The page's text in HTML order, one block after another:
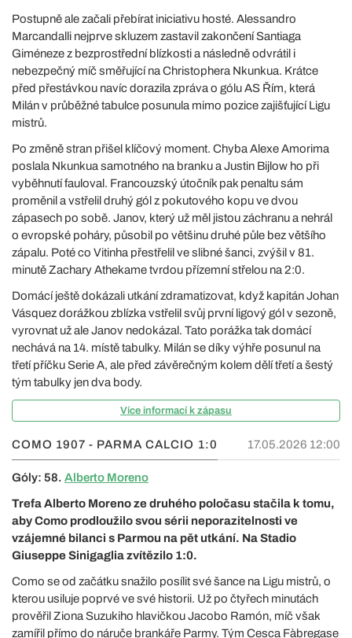
Postupně ale začali přebírat iniciativu hosté. Alessandro
Marcandalli nejprve skluzem zastavil zakončení Santiaga
Giméneze z bezprostřední blízkosti a následně odvrátil i
nebezpečný míč směřující na Christophera Nkunkua. Krátce
před přestávkou navíc dorazila zpráva o gólu AS Řím, která
Milán v průběžné tabulce posunula mimo pozice zajišťující Ligu
mistrů.
Po změně stran přišel klíčový moment. Chyba Alexe Amorima
poslala Nkunkua samotného na branku a Justin Bijlow ho při
vyběhnutí fauloval. Francouzský útočník pak penaltu sám
proměnil a vstřelil druhý gól z pokutového kopu ve dvou
zápasech po sobě. Janov, který už měl jistou záchranu a nehrál
o evropské poháry, působil po většinu druhé půle bez většího
zápalu. Poté co Vitinha přestřelil ve slibné šanci, zvýšil v 81.
minutě Zachary Athekame tvrdou přízemní střelou na 2:0.
Domácí ještě dokázali utkání zdramatizovat, když kapitán Johan
Vásquez dorážkou zblízka vstřelil svůj první ligový gól v sezoně,
vyrovnat už ale Janov nedokázal. Tato porážka tak domácí
nechává na 14. místě tabulky. Milán se díky výhře posunul na
třetí příčku Serie A, ale před závěrečným kolem dělí třetí a šestý
tým tabulky jen dva body.
Více informací k zápasu
COMO 1907 - PARMA CALCIO 1:0 17.05.2026 12:00
Góly: 58. Alberto Moreno
Trefa Alberto Moreno ze druhého poločasu stačila k tomu,
aby Como prodloužilo svou sérii neporazitelnosti ve
vzájemné bilanci s Parmou na pět utkání. Na Stadio
Giuseppe Sinigaglia zvítězilo 1:0.
Como se od začátku snažilo posílit své šance na Ligu mistrů, o
kterou usiluje poprvé ve své historii. Už po čtyřech minutách
prověřil Ziona Suzukiho hlavičkou Jacobo Ramón, míč však
zamířil přímo do náruče brankáře Parmy. Tým Cesca Fàbregase